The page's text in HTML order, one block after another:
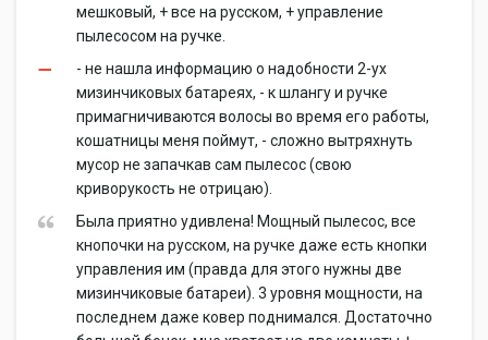
мешковый, + все на русском, + управление
пылесосом на ручке.
- не нашла информацию о надобности 2-ух
мизинчиковых батареях, - к шлангу и ручке
примагничиваются волосы во время его работы,
кошатницы меня поймут, - сложно вытряхнуть
мусор не запачкав сам пылесос (свою
криворукость не отрицаю).
Была приятно удивлена! Мощный пылесос, все
кнопочки на русском, на ручке даже есть кнопки
управления им (правда для этого нужны две
мизинчиковые батареи). 3 уровня мощности, на
последнем даже ковер поднимался. Достаточно